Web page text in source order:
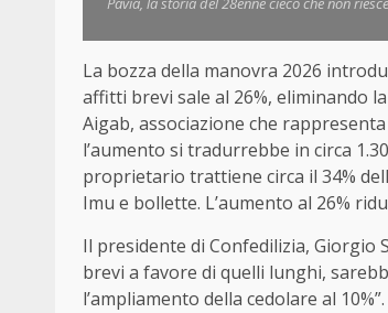
La bozza della manovra 2026
affitti brevi sale al 26%, eliminando
Aigab, associazione che
l’aumento si tradurrebbe in circa
proprietario trattiene circa il 34%
Imu e bollette. L’aumento al 26%
Il presidente di Confedilizia, Giorgio
brevi a favore di quelli lunghi,
l’ampliamento della cedolare al 10%”.